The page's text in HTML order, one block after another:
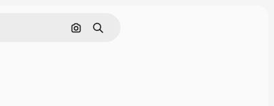
Nach Bild suchen
Suchen